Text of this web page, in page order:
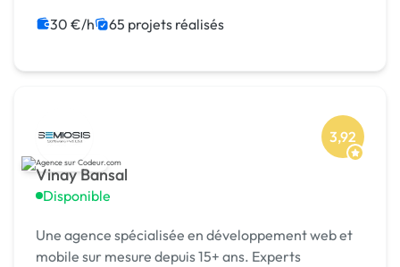
Système de paiement
Paypal
30 €/h 65 projets réalisés
Vinay Bansal
Disponible
3,92
Une agence spécialisée en développement web et
mobile sur mesure depuis 15+ ans. Experts